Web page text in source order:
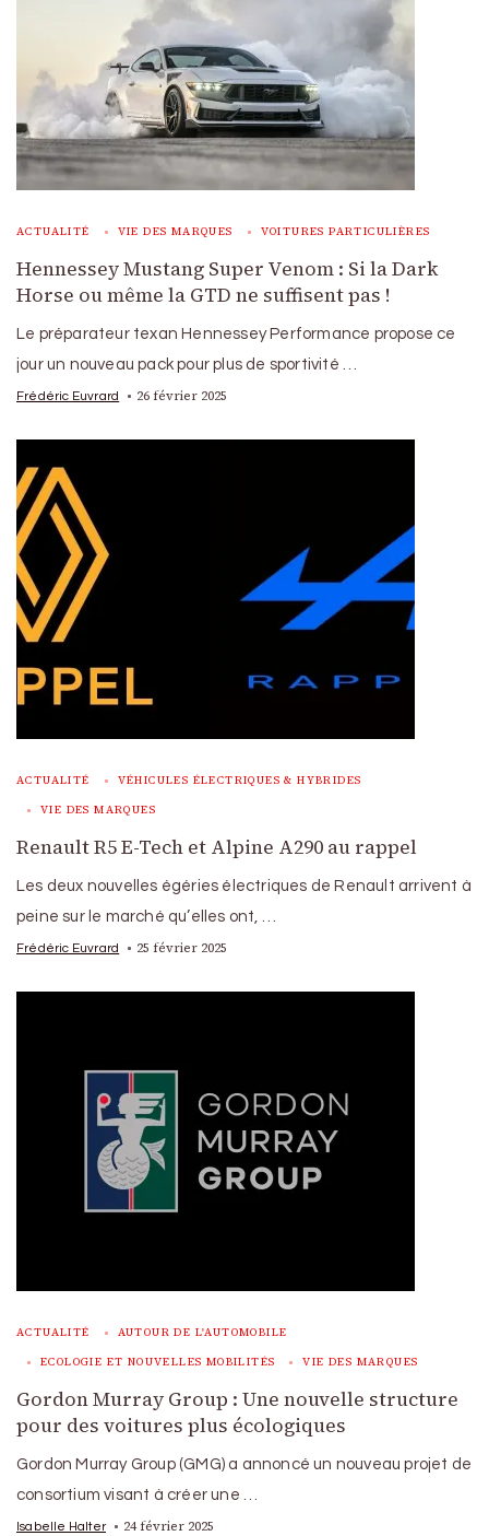
ACTUALITÉ VIE DES MARQUES VOITURES PARTICULIÈRES
Hennessey Mustang Super Venom : Si la Dark
Horse ou même la GTD ne suffisent pas !
Le préparateur texan Hennessey Performance propose ce
jour un nouveau pack pour plus de sportivité …
Frédéric Euvrard 26 février 2025
ACTUALITÉ VÉHICULES ÉLECTRIQUES & HYBRIDES
VIE DES MARQUES
Renault R5 E-Tech et Alpine A290 au rappel
Les deux nouvelles égéries électriques de Renault arrivent à
peine sur le marché qu’elles ont, …
Frédéric Euvrard 25 février 2025
ACTUALITÉ AUTOUR DE L'AUTOMOBILE
ECOLOGIE ET NOUVELLES MOBILITÉS VIE DES MARQUES
Gordon Murray Group : Une nouvelle structure
pour des voitures plus écologiques
Gordon Murray Group (GMG) a annoncé un nouveau projet de
consortium visant à créer une …
Isabelle Halter 24 février 2025